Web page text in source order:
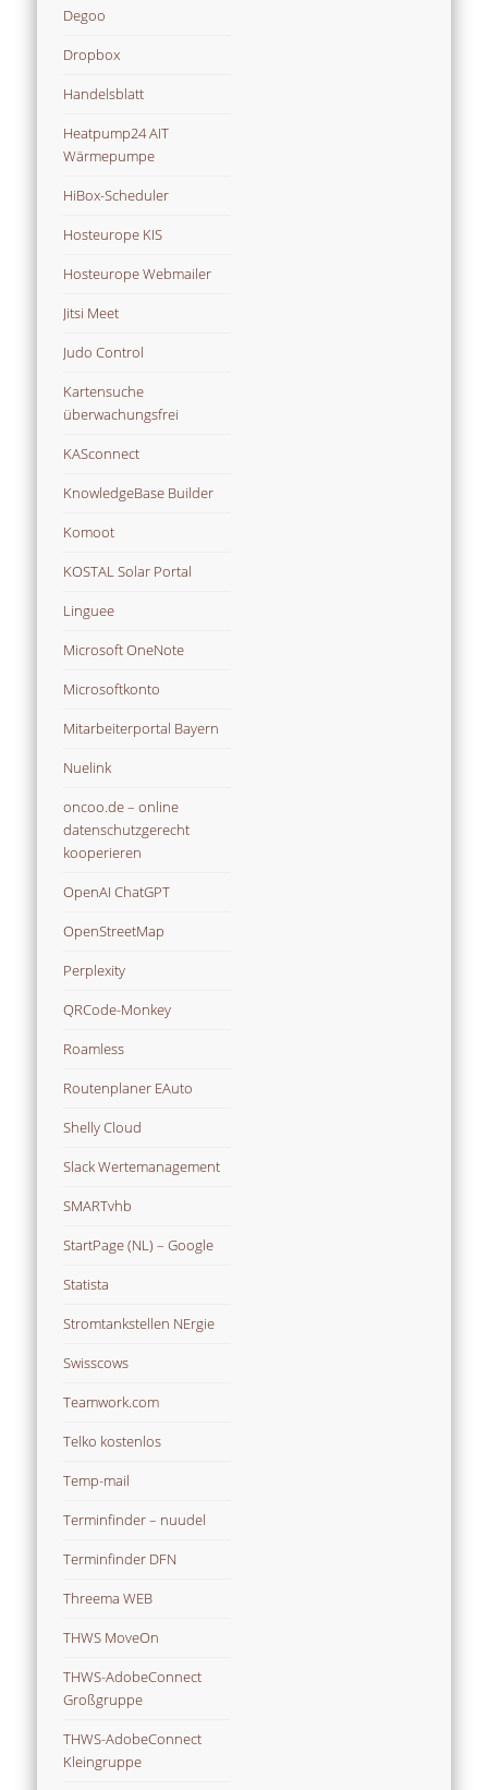
Degoo
Dropbox
Handelsblatt
Heatpump24 AIT
Wärmepumpe
HiBox-Scheduler
Hosteurope KIS
Hosteurope Webmailer
Jitsi Meet
Judo Control
Kartensuche
überwachungsfrei
KASconnect
KnowledgeBase Builder
Komoot
KOSTAL Solar Portal
Linguee
Microsoft OneNote
Microsoftkonto
Mitarbeiterportal Bayern
Nuelink
oncoo.de – online
datenschutzgerecht
kooperieren
OpenAI ChatGPT
OpenStreetMap
Perplexity
QRCode-Monkey
Roamless
Routenplaner EAuto
Shelly Cloud
Slack Wertemanagement
SMARTvhb
StartPage (NL) – Google
Statista
Stromtankstellen NErgie
Swisscows
Teamwork.com
Telko kostenlos
Temp-mail
Terminfinder – nuudel
Terminfinder DFN
Threema WEB
THWS MoveOn
THWS-AdobeConnect
Großgruppe
THWS-AdobeConnect
Kleingruppe